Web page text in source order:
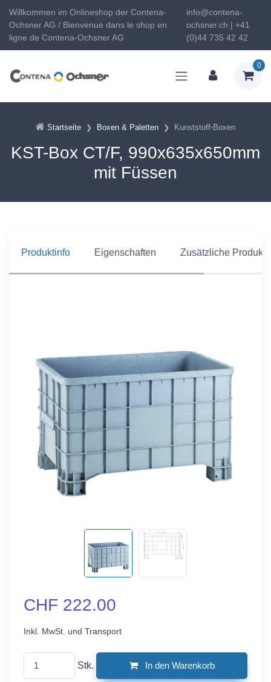
Willkommen im Onlineshop der Contena-
Ochsner AG / Bienvenue dans le shop en
ligne de Contena-Ochsner AG
info@contena-
ochsner.ch | +41
(0)44 735 42 42
0
Startseite Boxen & Paletten Kunststoff-Boxen
KST-Box CT/F, 990x635x650mm
mit Füssen
Produktinfo Eigenschaften Zusätzliche
CHF 222.00
Inkl. MwSt. und Transport
Stk. In den Warenkorb